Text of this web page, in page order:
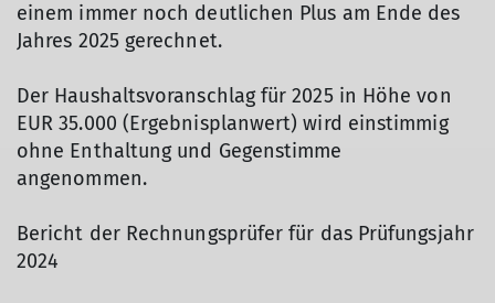
einem immer noch deutlichen Plus am Ende des
Jahres 2025 gerechnet.
Der Haushaltsvoranschlag für 2025 in Höhe von
EUR 35.000 (Ergebnisplanwert) wird einstimmig
ohne Enthaltung und Gegenstimme
angenommen.
Bericht der Rechnungsprüfer für das Prüfungsjahr
2024